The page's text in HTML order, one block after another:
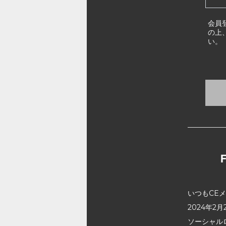
会員
の上
い。
いつもCE
2024年2月
ソーシャ